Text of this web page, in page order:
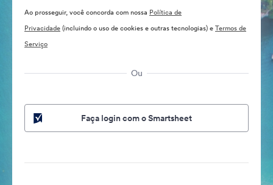
Ao prosseguir, você concorda com nossa Política de
Privacidade(incluindo o uso de cookies e outras tecnologias) eTermos de
Serviço
Ou
Faça login com o Smartsheet